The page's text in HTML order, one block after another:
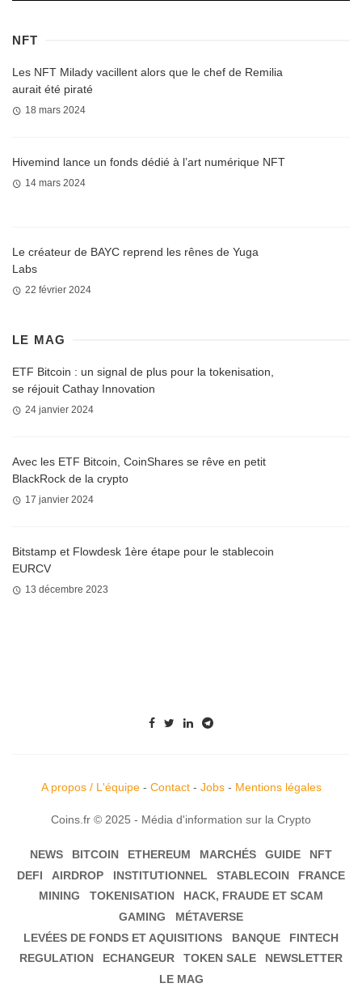
NFT
Les NFT Milady vacillent alors que le chef de Remilia
aurait été piraté
18 mars 2024
Hivemind lance un fonds dédié à l’art numérique NFT
14 mars 2024
Le créateur de BAYC reprend les rênes de Yuga
Labs
22 février 2024
LE MAG
ETF Bitcoin : un signal de plus pour la tokenisation,
se réjouit Cathay Innovation
24 janvier 2024
Avec les ETF Bitcoin, CoinShares se rêve en petit
BlackRock de la crypto
17 janvier 2024
Bitstamp et Flowdesk 1ère étape pour le stablecoin
EURCV
13 décembre 2023
A propos / L'équipe- Contact- Jobs- Mentions légales
Coins.fr © 2025 - Média d'information sur la Crypto
NEWS BITCOIN ETHEREUM MARCHÉS GUIDE
NFT
DEFI
AIRDROP INSTITUTIONNEL STABLECOIN
FRANCE
MINING
TOKENISATION
HACK, FRAUDE ET SCAM
GAMING
MÉTAVERSE
LEVÉES DE FONDS ET AQUISITIONS
BANQUE
FINTECH
REGULATION
ECHANGEUR TOKEN SALE
NEWSLETTER
LE MAG